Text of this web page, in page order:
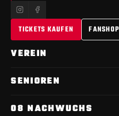
TICKETS KAUFEN FANSHOP
VEREIN
Offizielle
Chronik
SENIOREN
1. Mannschaft · Kader
Spielplan
08 NACHWUCHS